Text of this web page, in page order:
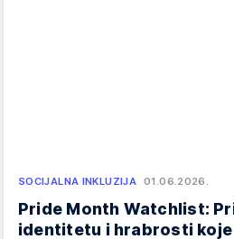
SOCIJALNA INKLUZIJA 01.06.2026.
Pride Month Watchlist:
identitetu i hrabrosti